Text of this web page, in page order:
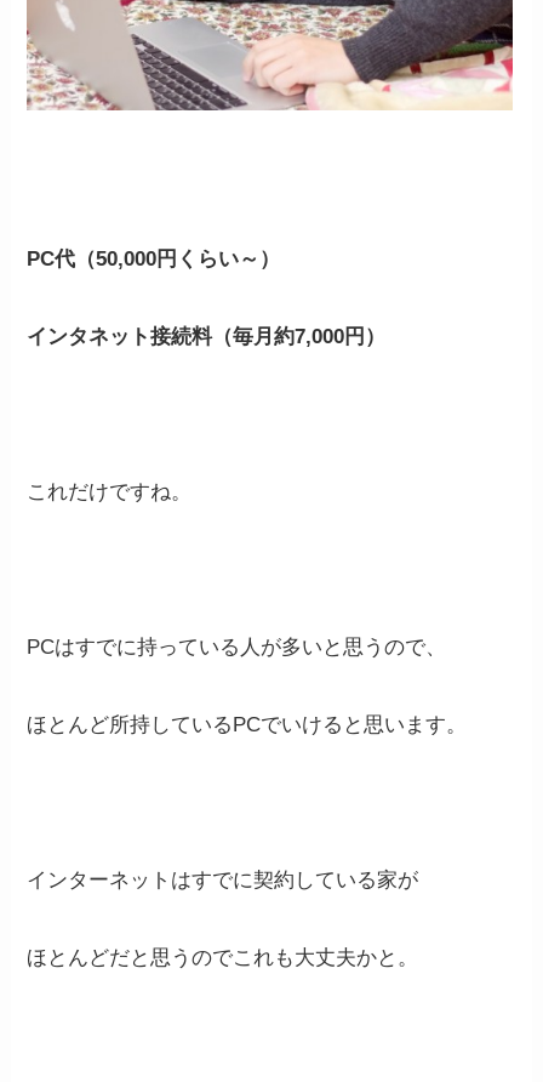
PC代（50,000円くらい～）
インタネット接続料（毎月約7,000円）
これだけですね。
PCはすでに持っている人が多いと思うので、
ほとんど所持しているPCでいけると思います。
インターネットはすでに契約している家が
ほとんどだと思うのでこれも大丈夫かと。